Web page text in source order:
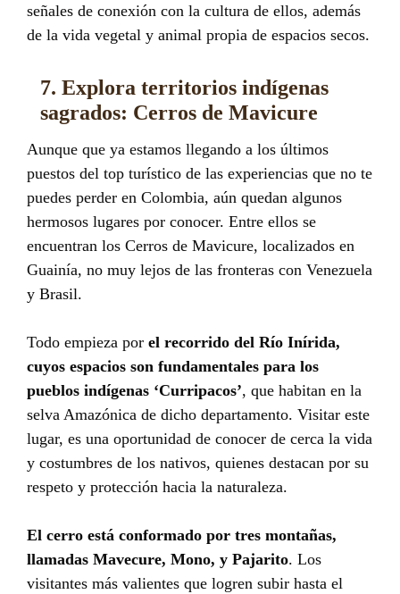
señales de conexión con la cultura de ellos, además
de la vida vegetal y animal propia de espacios secos.
7. Explora territorios indígenas
sagrados: Cerros de Mavicure
Aunque que ya estamos llegando a los últimos
puestos del top turístico de las experiencias que no te
puedes perder en Colombia, aún quedan algunos
hermosos lugares por conocer. Entre ellos se
encuentran los Cerros de Mavicure, localizados en
Guainía, no muy lejos de las fronteras con Venezuela
y Brasil.
Todo empieza por el recorrido del Río Inírida,
cuyos espacios son fundamentales para los
pueblos indígenas ‘Curripacos’, que habitan en la
selva Amazónica de dicho departamento. Visitar este
lugar, es una oportunidad de conocer de cerca la vida
y costumbres de los nativos, quienes destacan por su
respeto y protección hacia la naturaleza.
El cerro está conformado por tres montañas,
llamadas Mavecure, Mono, y Pajarito. Los
visitantes más valientes que logren subir hasta el